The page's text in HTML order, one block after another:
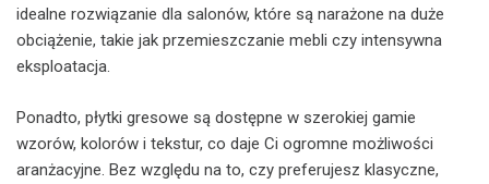
idealne rozwiązanie dla salonów, które są narażone na duże
obciążenie, takie jak przemieszczanie mebli czy intensywna
eksploatacja.
Ponadto, płytki gresowe są dostępne w szerokiej gamie
wzorów, kolorów i tekstur, co daje Ci ogromne możliwości
aranżacyjne. Bez względu na to, czy preferujesz klasyczne,